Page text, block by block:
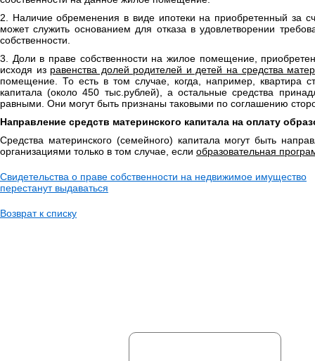
2. Наличие обременения в виде ипотеки на приобретенный за
может служить основанием для отказа в удовлетворении
собственности.
3. Доли в праве собственности на жилое помещение,
исходя из равенства долей родителей и детей на средства
помещение. То есть в том случае, когда, например, квартира
капитала (около 450 тыс.рублей), а остальные средства
равными. Они могут быть признаны таковыми по соглашению
Направление средств материнского капитала на оплату
Средства материнского (семейного) капитала могут быть
организациями только в том случае, если образовательная
Свидетельства о праве собственности на недвижимое имущество
перестанут выдаваться
Возврат к списку